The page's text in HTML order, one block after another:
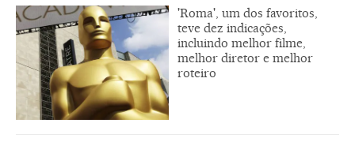
'Roma', um dos favoritos,
teve dez indicações,
incluindo melhor filme,
melhor diretor e melhor
roteiro